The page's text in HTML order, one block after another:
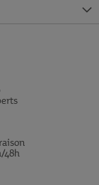
48h